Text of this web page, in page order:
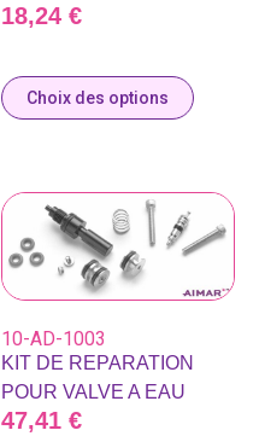
18,24 €
Choix des options
10-AD-1003
KIT DE REPARATION
POUR VALVE A EAU
47,41 €